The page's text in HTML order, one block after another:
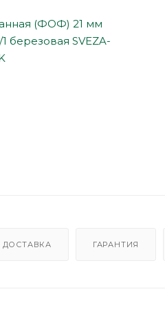
ДОСТАВКА ГАРАНТИЯ